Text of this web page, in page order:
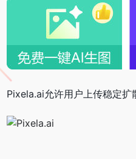
Pixela.ai允许用户上传稳定